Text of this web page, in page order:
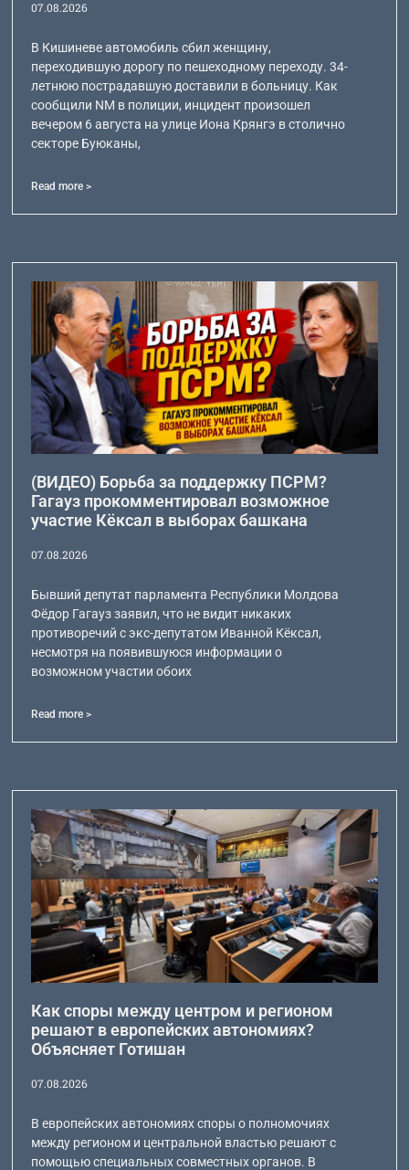
07.08.2026
В Кишиневе автомобиль сбил женщину,
переходившую дорогу по пешеходному переходу. 34-
летнюю пострадавшую доставили в больницу. Как
сообщили NM в полиции, инцидент произошел
вечером 6 августа на улице Иона Крянгэ в столично
секторе Буюканы,
Read more >
(ВИДЕО) Борьба за поддержку ПСРМ?
Гагауз прокомментировал возможное
участие Кёксал в выборах башкана
07.08.2026
Бывший депутат парламента Республики Молдова
Фёдор Гагауз заявил, что не видит никаких
противоречий с экс-депутатом Иванной Кёксал,
несмотря на появившуюся информации о
возможном участии обоих
Read more >
Как споры между центром и регионом
решают в европейских автономиях?
Объясняет Готишан
07.08.2026
В европейских автономиях споры о полномочиях
между регионом и центральной властью решают с
помощью специальных совместных органов. В